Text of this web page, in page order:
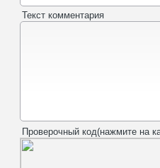
Текст комментария
Проверочный код(нажмите на